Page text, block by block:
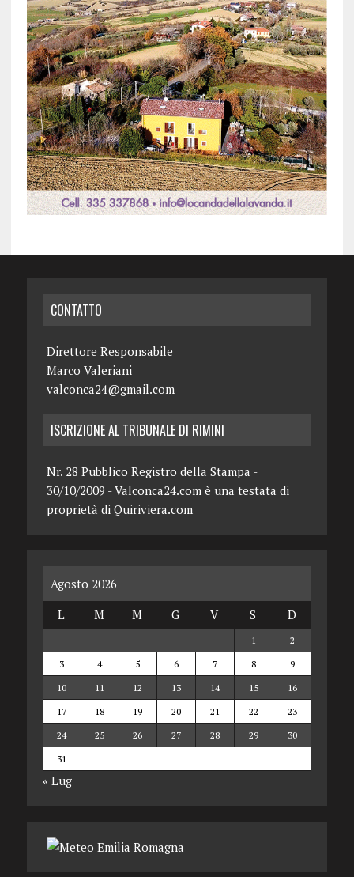
CONTATTO
Direttore Responsabile
Marco Valeriani
valconca24@gmail.com
ISCRIZIONE AL TRIBUNALE DI RIMINI
Nr. 28 Pubblico Registro della Stampa -
30/10/2009 - Valconca24.com è una testata di
proprietà di Quiriviera.com
Agosto 2026
L
M M G V S D
1
2
3
4 5 6 7 8
9
10
11 12 13 14 15
16
17
18 19 20 21 22
23
24
25 26 27 28 29
30
31
« Lug